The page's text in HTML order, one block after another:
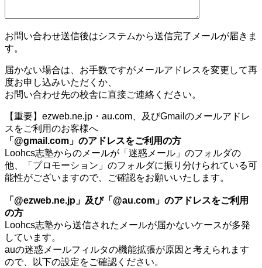
お問い合わせ送信後はシステムから送信完了メールが届きま
す。
届かない場合は、お手数ですがメールアドレスを変更して再
度お申し込みいただくか、
お問い合わせ先の校舎に直接ご連絡ください。
【重要】ezweb.ne.jp・au.com、及びGmailのメールアドレ
スをご利用のお客様へ
「@gmail.com」のアドレスをご利用の方
Loohcs志塾からのメールが「迷惑メール」のフォルダの
他、「プロモーション」のフォルダに振り分けられている可
能性がございますので、ご確認をお願いいたします。
「@ezweb.ne.jp」及び「@au.com」のアドレスをご利用
の方
Loohcs志塾から送信されたメールが届かないケースが多発
しています。
auの迷惑メールフィルタの機能拡張が原因と考えられます
ので、以下の設定をご確認ください。